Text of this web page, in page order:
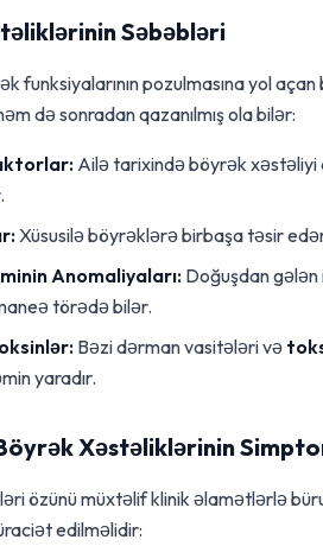
Səbəbləri
funksiyalarının pozulmasına yol
də sonradan qazanılmış ola bilər:
Ailə tarixində böyrək xəstəliyi
Xüsusilə böyrəklərə birbaşa təsir
Anomaliyaları:Doğuşdan gələn
törədə bilər.
Bəzi dərman vasitələri və
yaradır.
Xəstəliklərinin
özünü müxtəlif klinik əlamətlərlə
edilməlidir: